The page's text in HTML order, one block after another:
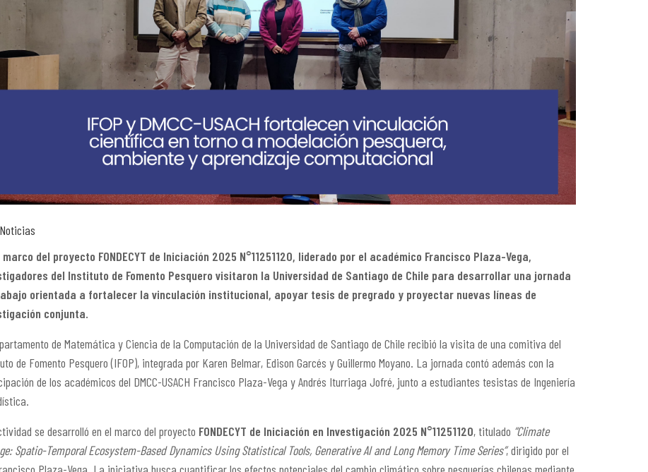
Noticias
marco del proyecto FONDECYT de Iniciación 2025 N°11251120, liderado por el académico Francisco Plaza-Vega,
del Instituto de Fomento Pesquero visitaron la Universidad de Santiago de Chile para desarrollar una jornada
orientada a fortalecer la vinculación institucional, apoyar tesis de pregrado y proyectar nuevas líneas de
conjunta.
de Matemática y Ciencia de la Computación de la Universidad de Santiago de Chile recibió la visita de una comitiva del
de Fomento Pesquero (IFOP), integrada por Karen Belmar, Edison Garcés y Guillermo Moyano. La jornada contó además con la
de los académicos del DMCC-USACH Francisco Plaza-Vega y Andrés Iturriaga Jofré, junto a estudiantes tesistas de Ingeniería
se desarrolló en el marco del proyecto FONDECYT de Iniciación en Investigación 2025 N°11251120, titulado “Climate
Spatio-Temporal Ecosystem-Based Dynamics Using Statistical Tools, Generative AI and Long Memory Time Series”, dirigido por el